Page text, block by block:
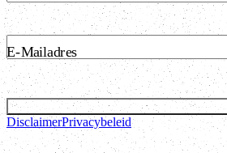
E-Mailadres
DisclaimerPrivacybeleid